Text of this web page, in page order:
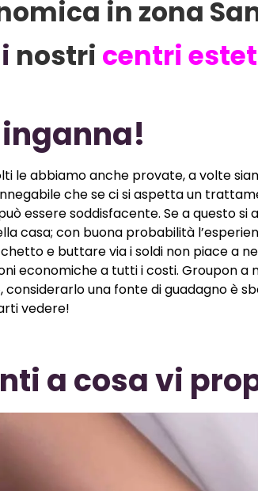
in zona
nostri centri
le abbiamo anche provate, a volte
che se ci si aspetta un
essere soddisfacente. Se a questo
casa; con buona probabilità
e buttare via i soldi non piace a
economiche a tutti i costi. Groupon a
una fonte di guadagno è
vedere!
a cosa vi